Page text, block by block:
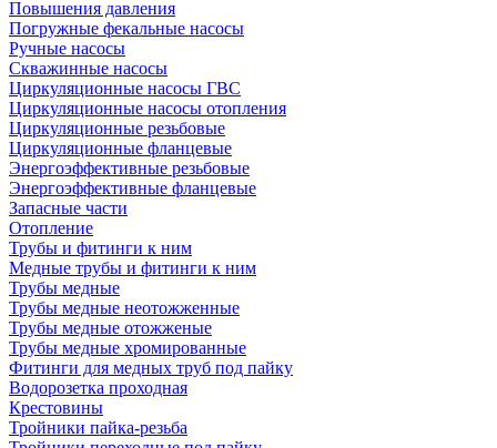
Повышения давления
Погружные фекальные насосы
Ручные насосы
Скважинные насосы
Циркуляционные насосы ГВС
Циркуляционные насосы отопления
Циркуляционные резьбовые
Циркуляционные фланцевые
Энергоэффективные резьбовые
Энергоэффективные фланцевые
Запасные части
Отопление
Трубы и фитинги к ним
Медные трубы и фитинги к ним
Трубы медные
Трубы медные неотожженные
Трубы медные отожженые
Трубы медные хромированные
Фитинги для медных труб под пайку
Водорозетка проходная
Крестовины
Тройники пайка-резьба